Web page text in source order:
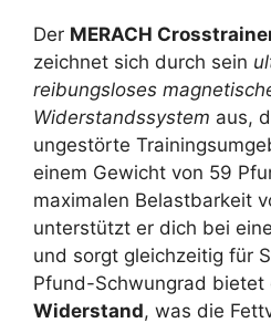
Der MERACH
zeichnet sich durch sein
reibungsloses
Widerstandssystem aus,
ungestörte
einem Gewicht von 59
maximalen Belastbarkeit
unterstützt er dich bei
und sorgt gleichzeitig für
Pfund-Schwungrad bietet
Widerstand, was die